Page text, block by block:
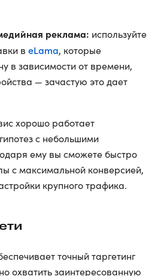
реклама: используйте
в eLama, которые
в зависимости от времени,
— зачастую это дает
хорошо работает
с небольшими
ему вы сможете быстро
с максимальной конверсией,
крупного трафика.
точный таргетинг
охватить заинтересованную